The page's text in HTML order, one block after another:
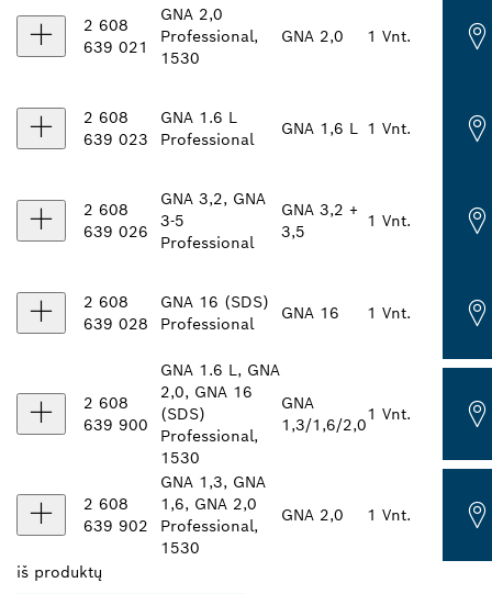
2 608
639 021
GNA 2,0
Professional,
1530
GNA 2,0 1 Vnt.
2 608
639 023
GNA 1.6 L
Professional
GNA 1,6 L 1 Vnt.
2 608
639 026
GNA 3,2, GNA
3-5
Professional
GNA 3,2 +
3,5
1 Vnt.
2 608
639 028
GNA 16 (SDS)
Professional
GNA 16 1 Vnt.
2 608
639 900
GNA 1.6 L, GNA
2,0, GNA 16
(SDS)
Professional,
1530
GNA
1,3/1,6/2,0
1 Vnt.
2 608
639 902
GNA 1,3, GNA
1,6, GNA 2,0
Professional,
1530
GNA 2,0 1 Vnt.
iš produktų